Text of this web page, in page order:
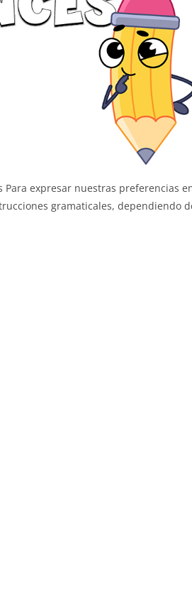
expresar nuestras preferencias
gramaticales, dependiendo